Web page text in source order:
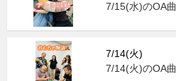
7/15(水)のOA曲
7/14(火)
7/14(火)のOA曲